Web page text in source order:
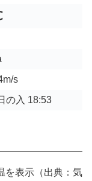
s
の入 18:53
を表示（出典：気